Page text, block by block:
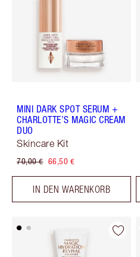
MINI DARK SPOT SERUM +
CHARLOTTE’S MAGIC CREAM
DUO
Skincare Kit
70,00 € 66,50 €
IN DEN WARENKORB